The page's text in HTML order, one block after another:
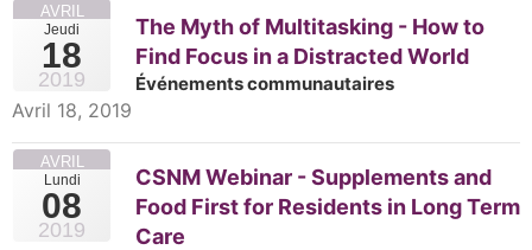
Jeudi
18
AVRIL
2019
The Myth of Multitasking - How to
Find Focus in a Distracted World
Événements communautaires
Avril 18, 2019
Lundi
08
AVRIL
2019
CSNM Webinar - Supplements and
Food First for Residents in Long Term
Care